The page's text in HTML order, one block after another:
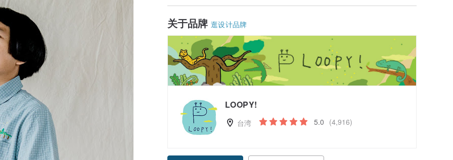
关于品牌 逛设计品牌
LOOPY!
台湾 5.0 (4,916)